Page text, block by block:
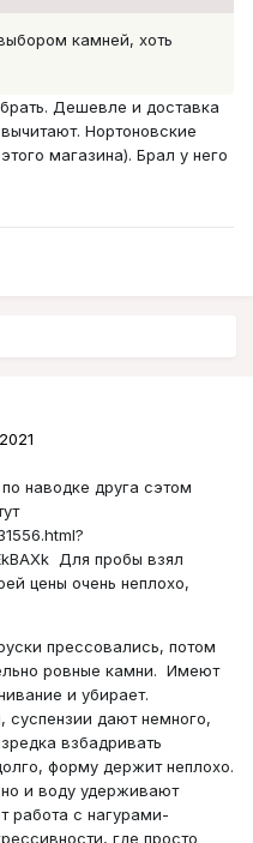
камней, хоть
Дешевле и доставка
Нортоновские
магазина). Брал у него
наводке друга сэтом
Для пробы взял
цены очень неплохо,
прессовались, потом
ровные камни. Имеют
и убирает.
суспензии дают немного,
взбадривать
форму держит неплохо.
и воду удерживают
работа с нагурами-
где просто